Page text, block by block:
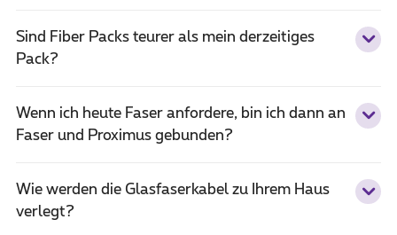
Sind Fiber Packs teurer als mein derzeitiges
Pack?
Wenn ich heute Faser anfordere, bin ich dann an
Faser und Proximus gebunden?
Wie werden die Glasfaserkabel zu Ihrem Haus
verlegt?